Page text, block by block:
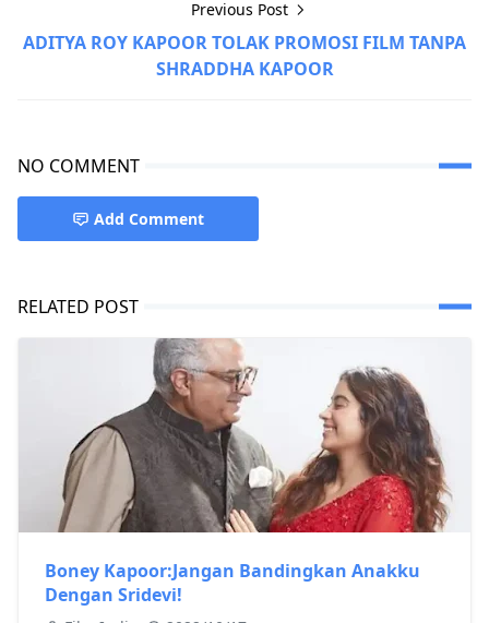
Previous Post
ADITYA ROY KAPOOR TOLAK PROMOSI FILM TANPA
SHRADDHA KAPOOR
NO COMMENT
Add Comment
RELATED POST
Boney Kapoor:Jangan Bandingkan Anakku
Dengan Sridevi!